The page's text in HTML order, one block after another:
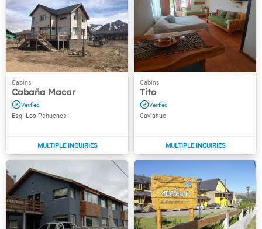
Cabaña Macar
Esq. Los Pehuenes
Tito
Caviahue